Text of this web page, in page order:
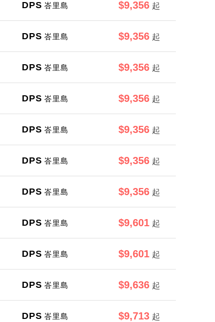
DPS 峇里島 $9,356 起
DPS 峇里島 $9,356 起
DPS 峇里島 $9,356 起
DPS 峇里島 $9,356 起
DPS 峇里島 $9,356 起
DPS 峇里島 $9,356 起
DPS 峇里島 $9,356 起
DPS 峇里島 $9,601 起
DPS 峇里島 $9,601 起
DPS 峇里島 $9,636 起
DPS 峇里島 $9,713 起